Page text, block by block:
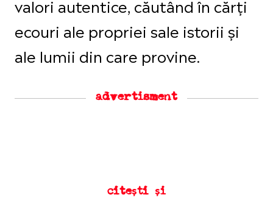
valori autentice, căutând în cărți
ecouri ale propriei sale istorii și
ale lumii din care provine.
advertisment
citești și